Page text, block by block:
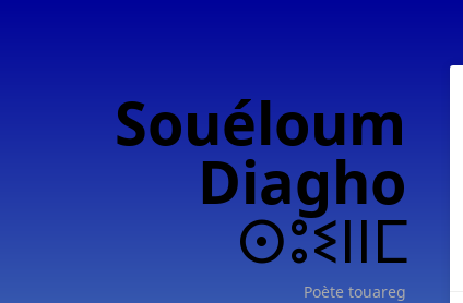
Souéloum
Diagho
ⵙⵓⵉⵏⵏⵎ
Poète touareg